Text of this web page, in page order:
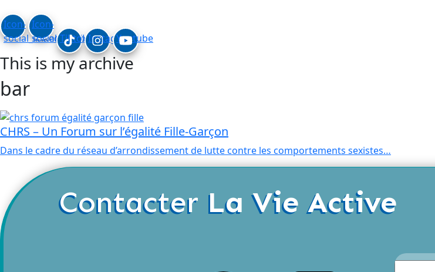
Icon-
social_linkedin
Icon-
social_facebook
TiktokInstagramYoutube
This is my archive
bar
CHRS – Un Forum sur l’égalité Fille-Garçon
Dans le cadre du réseau d’arrondissement de lutte contre les comportements sexistes…
Contacter La Vie Active